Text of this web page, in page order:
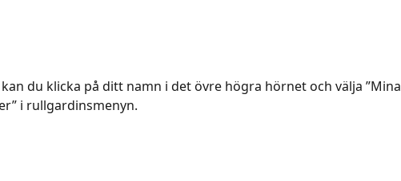
du klicka på ditt namn i det övre högra hörnet och välja ”Mina
i rullgardinsmenyn.